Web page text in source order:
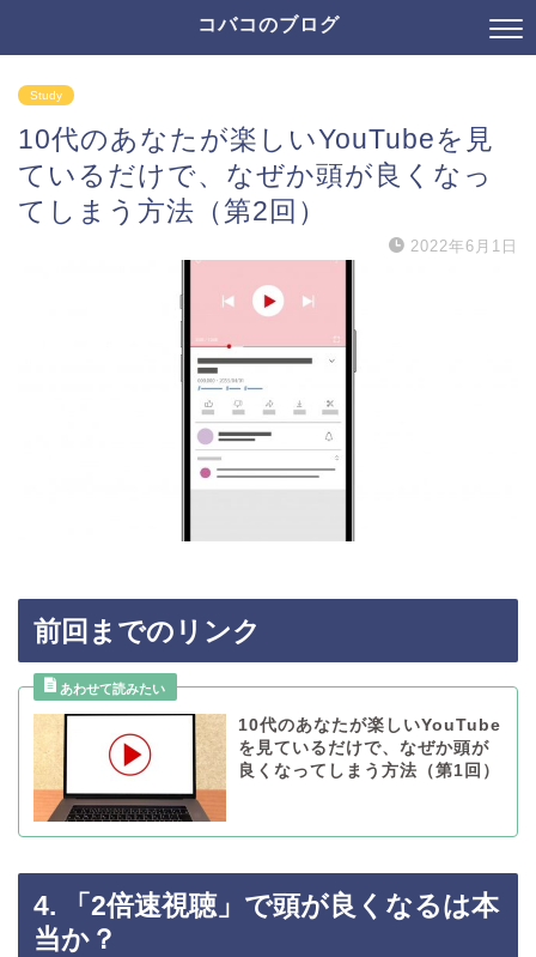
コバコのブログ
Study
10代のあなたが楽しいYouTubeを見
ているだけで、なぜか頭が良くなっ
てしまう方法（第2回）
2022年6月1日
前回までのリンク
10代のあなたが楽しいYouTube
を見ているだけで、なぜか頭が
良くなってしまう方法（第1回）
4. 「2倍速視聴」で頭が良くなるは本
当か？